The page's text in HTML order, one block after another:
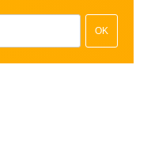
OK